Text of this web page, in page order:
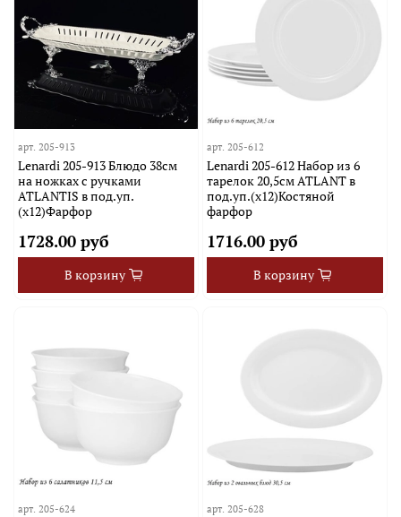
арт. 205-913
Lenardi 205-913 Блюдо 38см
на ножках с ручками
ATLANTIS в под.уп.
(х12)Фарфор
1728.00 руб
В корзину
арт. 205-612
Lenardi 205-612 Набор из 6
тарелок 20,5см ATLANT в
под.уп.(х12)Костяной
фарфор
1716.00 руб
В корзину
арт. 205-624 арт. 205-628